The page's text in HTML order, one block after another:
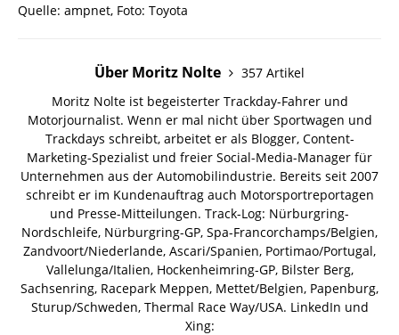
Quelle: ampnet, Foto: Toyota
Über Moritz Nolte
357 Artikel
Moritz Nolte ist begeisterter Trackday-Fahrer und
Motorjournalist. Wenn er mal nicht über Sportwagen und
Trackdays schreibt, arbeitet er als Blogger, Content-
Marketing-Spezialist und freier Social-Media-Manager für
Unternehmen aus der Automobilindustrie. Bereits seit 2007
schreibt er im Kundenauftrag auch Motorsportreportagen
und Presse-Mitteilungen. Track-Log: Nürburgring-
Nordschleife, Nürburgring-GP, Spa-Francorchamps/Belgien,
Zandvoort/Niederlande, Ascari/Spanien, Portimao/Portugal,
Vallelunga/Italien, Hockenheimring-GP, Bilster Berg,
Sachsenring, Racepark Meppen, Mettet/Belgien, Papenburg,
Sturup/Schweden, Thermal Race Way/USA. LinkedIn und
Xing: